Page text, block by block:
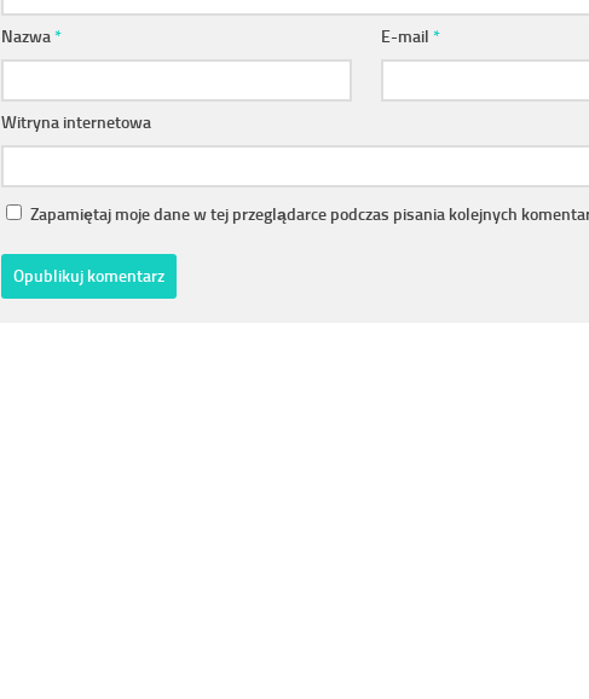
Nazwa* E-mail*
Witryna internetowa
Zapamiętaj moje dane w tej przeglądarce podczas pisania kolejnych